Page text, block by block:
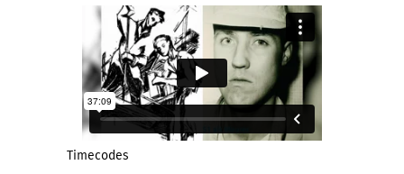
Timecodes